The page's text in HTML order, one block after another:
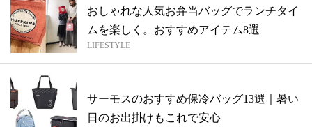
おしゃれな人気お弁当バッグでランチタイ
ムを楽しく。おすすめアイテム8選
LIFESTYLE
サーモスのおすすめ保冷バッグ13選｜暑い
日のお出掛けもこれで安心